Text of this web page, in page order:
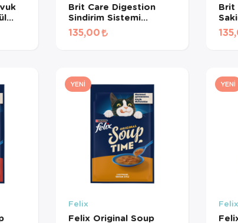
Brit Care Digestion
Sindirim Sistemi
Destekleyici Tahılsız
Kedi Ödül Maması 50gr
135,00
Brit
YENI
Felix
Felix Original Soup
YENI
Felix